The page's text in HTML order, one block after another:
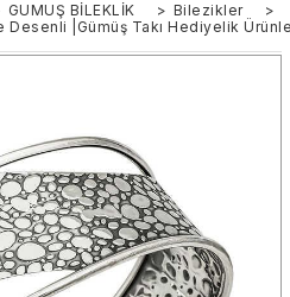
GÜMÜŞ BİLEKLİK > Bilezikler
>
Desenli |Gümüş Takı Hediyelik